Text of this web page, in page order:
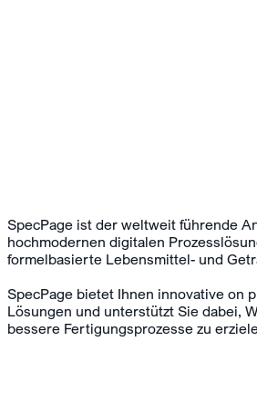
SpecPage ist der weltweit führende
hochmodernen digitalen
formelbasierte Lebensmittel- und
SpecPage bietet Ihnen innovative on
Lösungen und unterstützt Sie dabei,
bessere Fertigungsprozesse zu